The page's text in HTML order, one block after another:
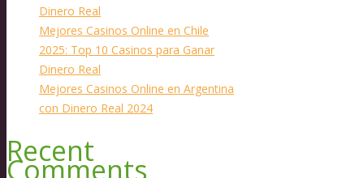
Dinero Real
Mejores Casinos Online en Chile
2025: Top 10 Casinos para Ganar
Dinero Real
Mejores Casinos Online en Argentina
con Dinero Real 2024
Recent
Comments